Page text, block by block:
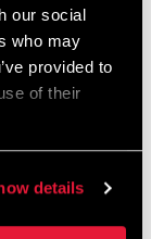
our social
who may
provided to
of their
details